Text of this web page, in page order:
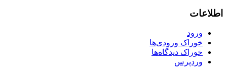
اطلاعات
ورود
خوراک ورودی‌ها
خوراک دیدگاه‌ها
وردپرس